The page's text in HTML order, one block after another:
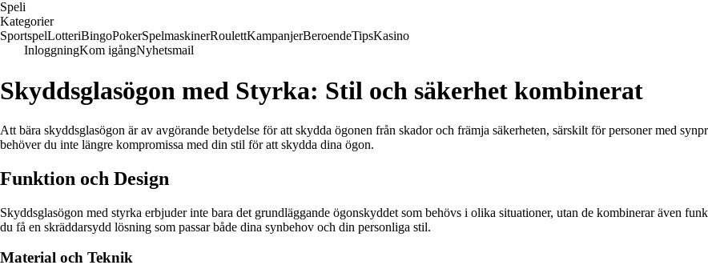
Speli
Kategorier
SportspelLotteriBingoPokerSpelmaskinerRoulettKampanjerBeroendeTipsKasino
InloggningKom igångNyhetsmail
Skyddsglasögon med Styrka: Stil och säkerhet kombinerat
Att bära skyddsglasögon är av avgörande betydelse för att skydda ögonen från skador och främja säkerheten, särskilt för personer med
behöver du inte längre kompromissa med din stil för att skydda dina ögon.
Funktion och Design
Skyddsglasögon med styrka erbjuder inte bara det grundläggande ögonskyddet som behövs i olika situationer, utan de kombinerar även
du få en skräddarsydd lösning som passar både dina synbehov och din personliga stil.
Material och Teknik